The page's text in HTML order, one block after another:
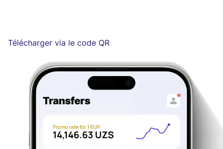
Télécharger via le code QR